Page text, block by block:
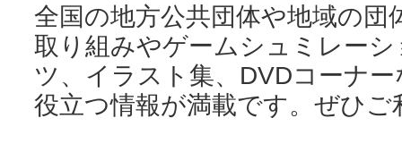
全国の地方公共団体や地域の団
取り組みやゲームシュミレー
ツ、イラスト集、DVDコーナ
役立つ情報が満載です。ぜひご